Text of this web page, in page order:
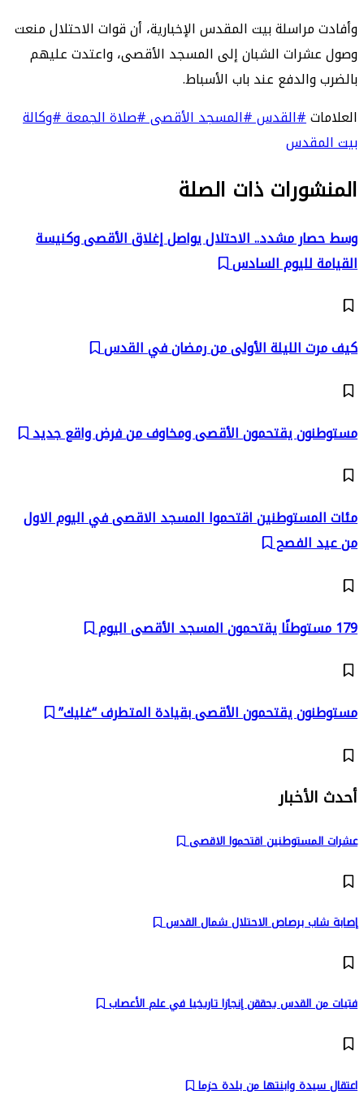
وأفادت مراسلة بيت المقدس الإخبارية، أن قوات الاحتلال منعت
وصول عشرات الشبان إلى المسجد الأقصى، واعتدت عليهم
بالضرب والدفع عند باب الأسباط.
العلامات#القدس#المسجد الأقصى#صلاة الجمعة#وكالة
بيت المقدس
المنشورات ذات الصلة
وسط حصار مشدد.. الاحتلال يواصل إغلاق الأقصى وكنيسة
القيامة لليوم السادس
كيف مرت الليلة الأولى من رمضان في القدس
مستوطنون يقتحمون الأقصى ومخاوف من فرض واقع جديد
مئات المستوطنين اقتحموا المسجد الاقصى في اليوم الاول
من عيد الفصح
179 مستوطنًا يقتحمون المسجد الأقصى اليوم
مستوطنون يقتحمون الأقصى بقيادة المتطرف “غليك”
أحدث الأخبار
عشرات المستوطنين اقتحموا الاقصى
إصابة شاب برصاص الاحتلال شمال القدس
فتيات من القدس يحققن إنجازا تاريخيا في علم الأعصاب
اعتقال سيدة وابنتها من بلدة حزما